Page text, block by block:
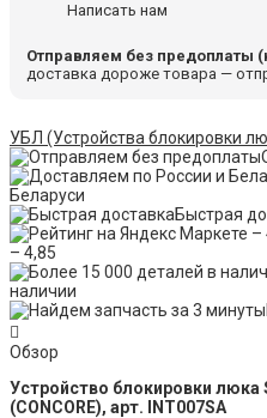
Написать нам
Отправляем без
доставка дороже товара —
УБЛ (Устройства блокировки
Беларуси
Быстрая
– 4,85
наличии
Обзор
Устройство блокировки люка
(CONCORE), арт. INT007SA